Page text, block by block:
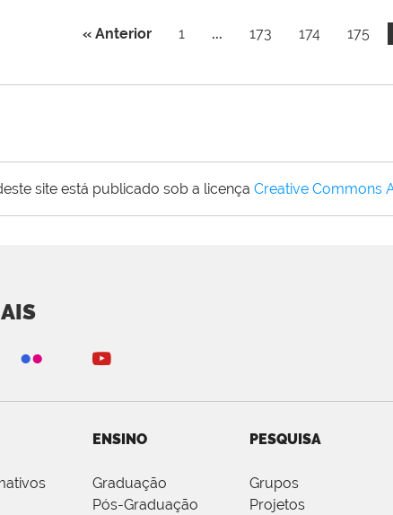
« Anterior 1 ... 173 174 175
site está publicado sob a licença Creative Commons
ENSINO
Graduação
Pós-Graduação
PESQUISA
Grupos
Projetos